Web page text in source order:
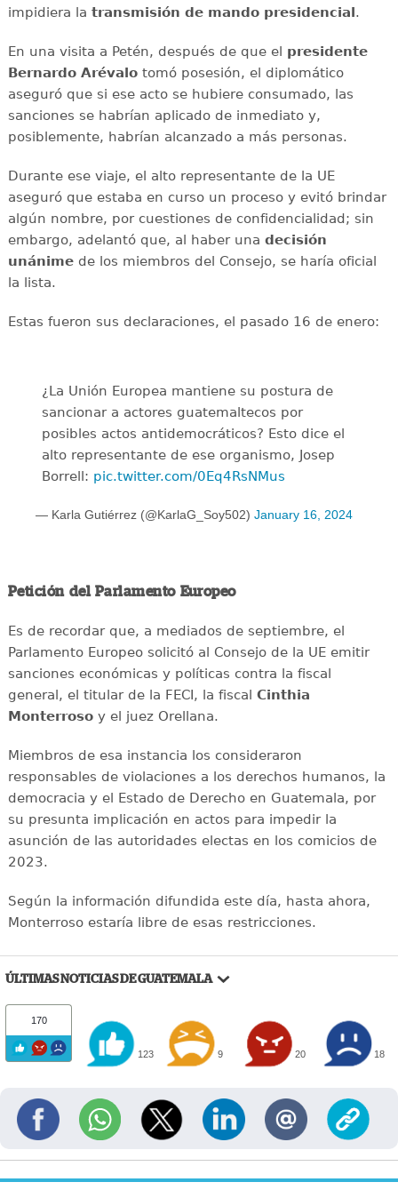
impidiera la transmisión de mando presidencial.
En una visita a Petén, después de que el presidente
Bernardo Arévalotomó posesión, el diplomático
aseguró que si ese acto se hubiere consumado, las
sanciones se habrían aplicado de inmediato y,
posiblemente, habrían alcanzado a más personas.
Durante ese viaje, el alto representante de la UE
aseguró que estaba en curso un proceso y evitó brindar
algún nombre, por cuestiones de confidencialidad; sin
embargo, adelantó que, al haber una decisión
unánimede los miembros del Consejo, se haría oficial
la lista.
Estas fueron sus declaraciones, el pasado 16 de enero:
¿La Unión Europea mantiene su postura de
sancionar a actores guatemaltecos por
posibles actos antidemocráticos? Esto dice el
alto representante de ese organismo, Josep
Borrell: pic.twitter.com/0Eq4RsNMus
— Karla Gutiérrez (@KarlaG_Soy502) January 16, 2024
Petición del Parlamento Europeo
Es de recordar que, a mediados de septiembre, el
Parlamento Europeo solicitó al Consejo de la UE emitir
sanciones económicas y políticas contra la fiscal
general, el titular de la FECI, la fiscal Cinthia
Monterrosoy el juez Orellana.
Miembros de esa instancia los consideraron
responsables de violaciones a los derechos humanos, la
democracia y el Estado de Derecho en Guatemala, por
su presunta implicación en actos para impedir la
asunción de las autoridades electas en los comicios de
2023.
Según la información difundida este día, hasta ahora,
Monterroso estaría libre de esas restricciones.
ÚLTIMAS NOTICIAS DE GUATEMALA
170
123 9 20 18